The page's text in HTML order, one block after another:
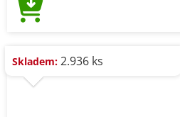
Skladem: 2.936 ks